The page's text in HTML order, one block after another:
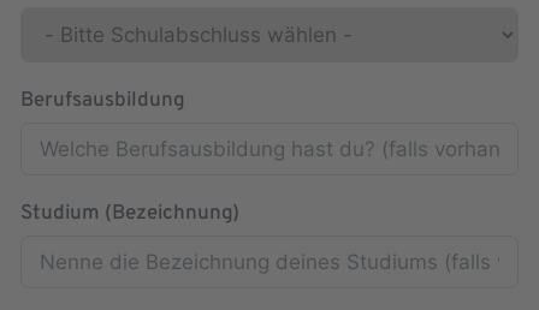
Berufsausbildung
Studium (Bezeichnung)